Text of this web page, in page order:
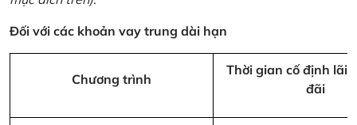
Đối với các khoản vay trung dài hạn
Chương trình
Thời gian cố định lãi
đãi